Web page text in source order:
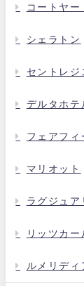
コートヤー
シェラトン
セントレジ
デルタホテ
フェアフィ
マリオット
ラグジュア
リッツカー
ルメリディ